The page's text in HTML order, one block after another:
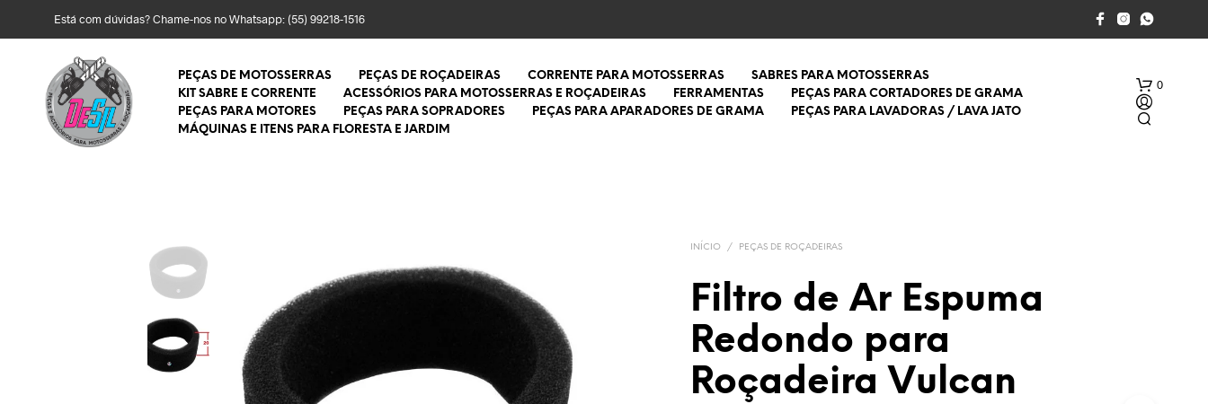
Está com dúvidas? Chame-nos no Whatsapp: (55) 99218-1516
PEÇAS DE MOTOSSERRAS PEÇAS DE ROÇADEIRAS CORRENTE PARA MOTOSSERRAS
SABRES PARA MOTOSSERRAS
KIT SABRE E CORRENTE
ACESSÓRIOS PARA MOTOSSERRAS E ROÇADEIRAS FERRAMENTAS
PEÇAS PARA CORTADORES DE GRAMA
PEÇAS PARA MOTORES
PEÇAS PARA SOPRADORES PEÇAS PARA APARADORES DE GRAMA
PEÇAS PARA LAVADORAS / LAVA JATO
MÁQUINAS E ITENS PARA FLORESTA E JARDIM
0
INÍCIO / PEÇAS DE ROÇADEIRAS
Filtro de Ar Espuma
Redondo para
Roçadeira Vulcan